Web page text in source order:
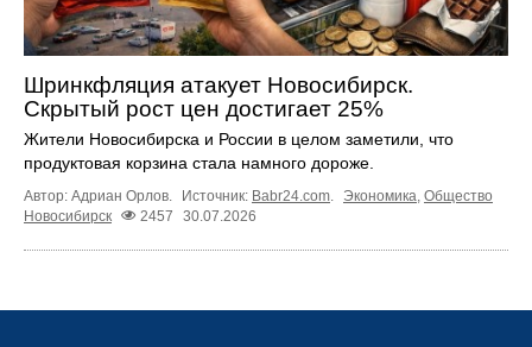
Шринкфляция атакует Новосибирск.
Скрытый рост цен достигает 25%
Жители Новосибирска и России в целом заметили, что
продуктовая корзина стала намного дороже.
Автор: Адриан Орлов. Источник: Babr24.com Экономика Общество
Новосибирск
2457 30.07.2026